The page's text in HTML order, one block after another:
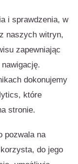
i sprawdzenia, w
naszych witryn,
zapewniając
dokonujemy
które
stronie.
pozwala na
do jego